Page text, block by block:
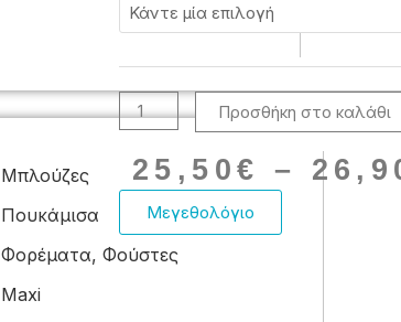
Μπλούζες
Πουκάμισα
Φορέματα, Φούστες
Maxi
Giorgio
4τεμάχια
1000GRG
95%cotton
ποσότητα
Προσθήκη στο καλάθι
25,50 € –
Μεγεθολόγιο